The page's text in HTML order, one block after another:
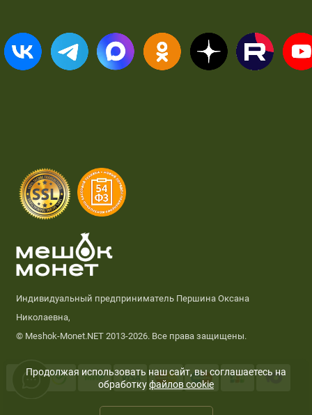
Индивидуальный предприниматель Першина Оксана
Николаевна,
© Meshok-Monet.NET 2013-2026. Все права защищены.
Продолжая использовать наш сайт, вы соглашаетесь на
обработкуфайлов cookie